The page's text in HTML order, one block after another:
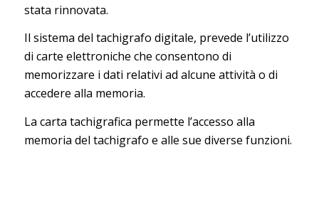
stata rinnovata.
Il sistema del tachigrafo digitale, prevede l’utilizzo
di carte elettroniche che consentono di
memorizzare i dati relativi ad alcune attività o di
accedere alla memoria.
La carta tachigrafica permette l’accesso alla
memoria del tachigrafo e alle sue diverse funzioni.